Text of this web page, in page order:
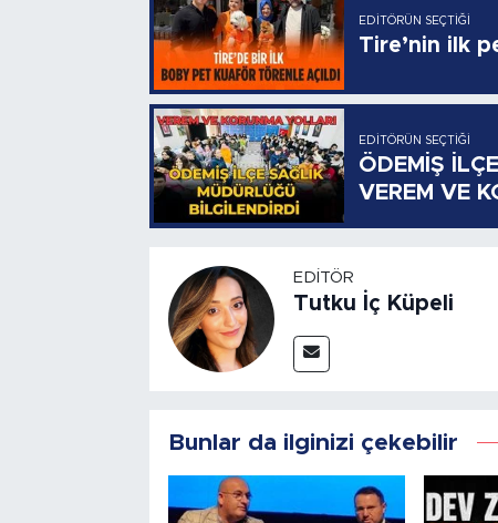
EDITÖRÜN SEÇTIĞI
Tire’nin ilk
EDITÖRÜN SEÇTIĞI
ÖDEMİŞ
VEREM VE
EDITÖR
Tutku İç Küpeli
Bunlar da ilginizi çekebilir